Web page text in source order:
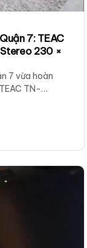
7: TEAC
230 ×
7 vừa hoàn
TN-